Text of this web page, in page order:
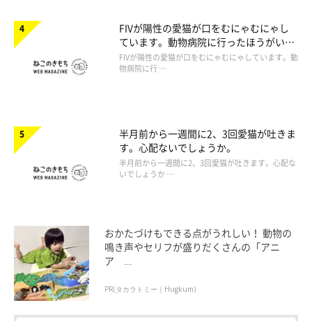
FIVが陽性の愛猫が口をむにゃむにゃし
ています。動物病院に行ったほうがいい
ですか。
FIVが陽性の愛猫が口をむにゃむにゃしています。動
物病院に行 …
半月前から一週間に2、3回愛猫が吐きま
す。心配ないでしょうか。
半月前から一週間に2、3回愛猫が吐きます。心配な
いでしょうか …
おかたづけもできる点がうれしい！ 動物の
鳴き声やセリフが盛りだくさんの「アニ
ア ...
PR(タカラトミー｜Hugkum)